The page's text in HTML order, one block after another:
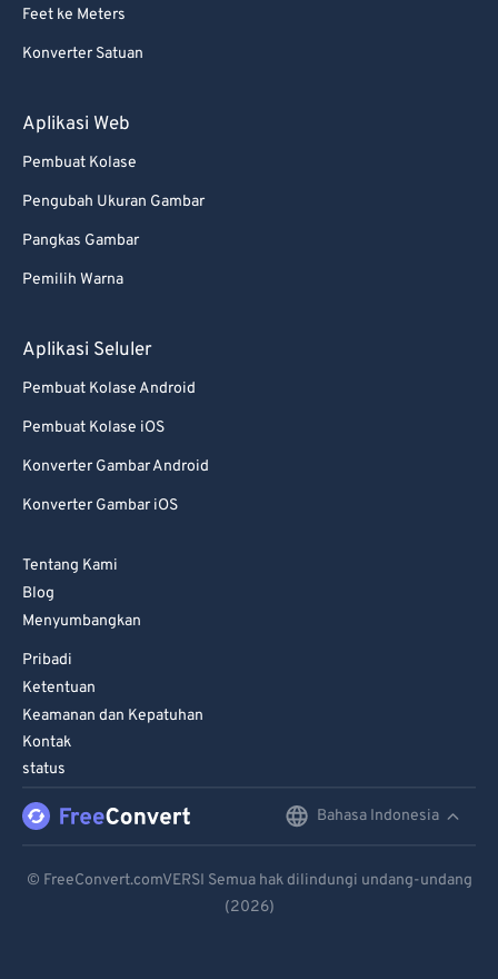
Feet ke Meters
Konverter Satuan
Aplikasi Web
Pembuat Kolase
Pengubah Ukuran Gambar
Pangkas Gambar
Pemilih Warna
Aplikasi Seluler
Pembuat Kolase Android
Pembuat Kolase iOS
Konverter Gambar Android
Konverter Gambar iOS
Tentang Kami
Blog
Menyumbangkan
Pribadi
Ketentuan
Keamanan dan Kepatuhan
Kontak
status
Bahasa Indonesia
Español
© FreeConvert.comVERSI Semua hak dilindungi undang-undang
(2026)